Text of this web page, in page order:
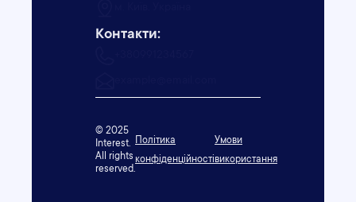
Контакти:
© 2025
Interest.
All rights
reserved.
Політика
конфіденційності
Умови
використання